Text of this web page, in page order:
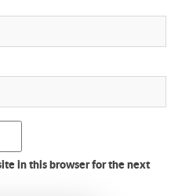
in this browser for the next